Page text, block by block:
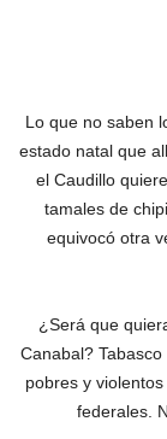
Lo que no saben
estado natal que
el Caudillo
tamales de
equivocó otra
¿Será que
Canabal?
pobres y
federales.